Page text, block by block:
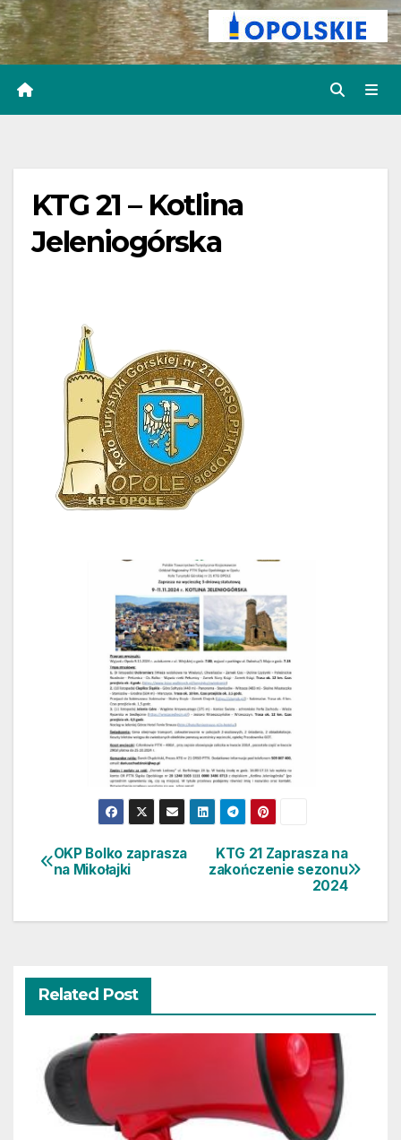
KTG 21 – Kotlina
Jeleniogórska
Nawigacja
KTG 21 Zaprasza na
zakończenie sezonu
2024
OKP Bolko zaprasza
na Mikołajki
Related Post